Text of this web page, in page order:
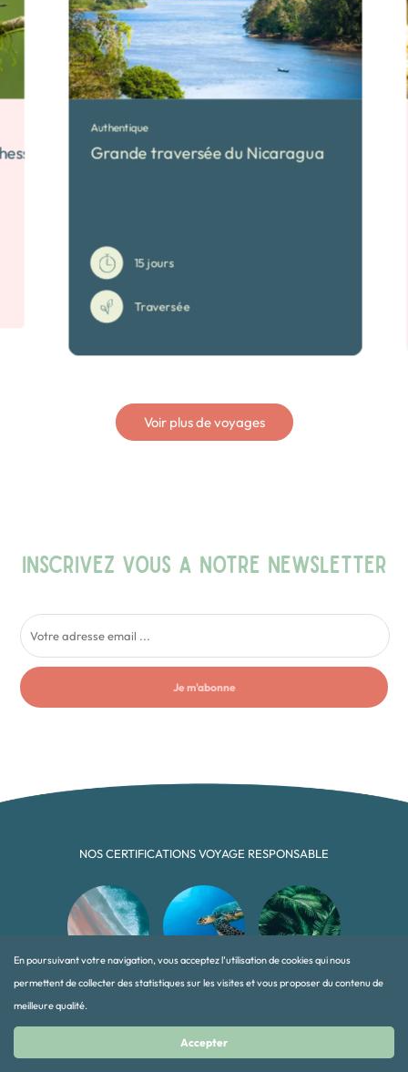
du Nicaragua
Authentique
Grande traversée du Nicaragua
15 jours
Traversée
Voir plus de voyages
En poursuivant votre navigation, vous acceptez l’utilisation de cookies qui nous
permettent de collecter des statistiques sur les visites et vous proposer du contenu de
meilleure qualité.
Accepter
INSCRIVEZ VOUS A NOTRE NEWSLETTER
Je m'abonne
NOS CERTIFICATIONS VOYAGE RESPONSABLE